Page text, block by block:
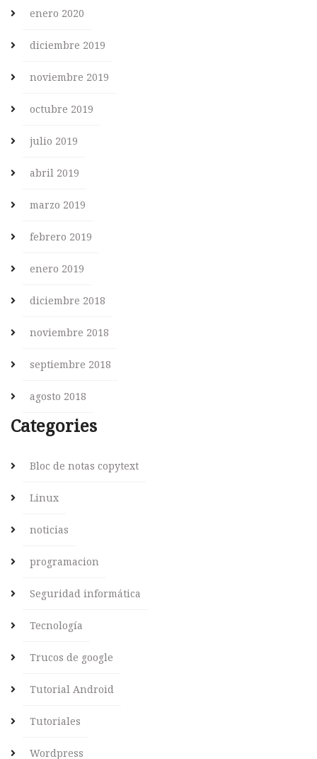
enero 2020
diciembre 2019
noviembre 2019
octubre 2019
julio 2019
abril 2019
marzo 2019
febrero 2019
enero 2019
diciembre 2018
noviembre 2018
septiembre 2018
agosto 2018
Categories
Bloc de notas copytext
Linux
noticias
programacion
Seguridad informática
Tecnología
Trucos de google
Tutorial Android
Tutoriales
Wordpress